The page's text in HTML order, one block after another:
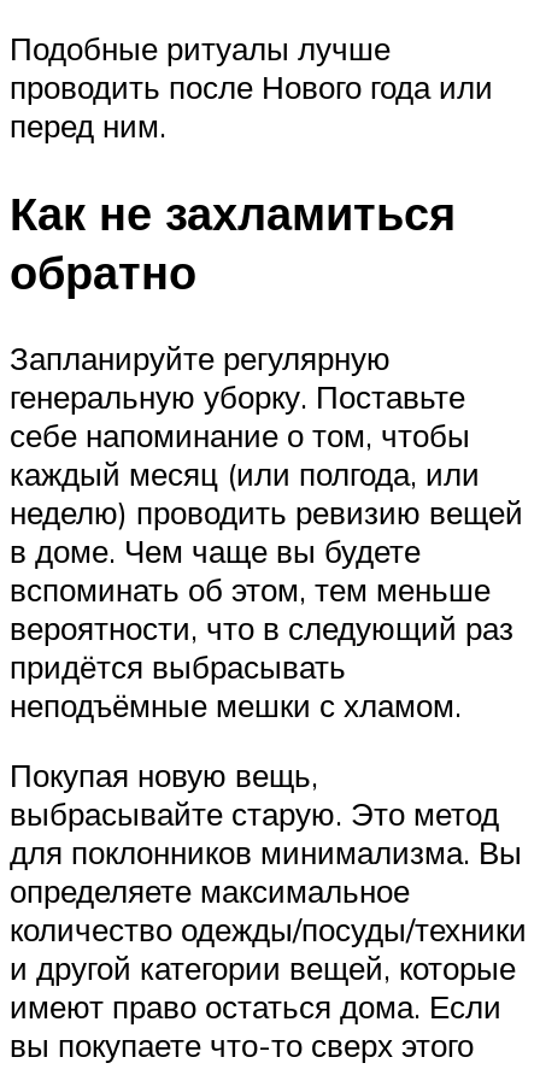
Подобные ритуалы лучше
проводить после Нового года или
перед ним.
Как не захламиться
обратно
Запланируйте регулярную
генеральную уборку. Поставьте
себе напоминание о том, чтобы
каждый месяц (или полгода, или
неделю) проводить ревизию вещей
в доме. Чем чаще вы будете
вспоминать об этом, тем меньше
вероятности, что в следующий раз
придётся выбрасывать
неподъёмные мешки с хламом.
Покупая новую вещь,
выбрасывайте старую. Это метод
для поклонников минимализма. Вы
определяете максимальное
количество одежды/посуды/техники
и другой категории вещей, которые
имеют право остаться дома. Если
вы покупаете что-то сверх этого